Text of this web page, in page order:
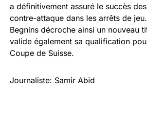
a définitivement assuré le succès
contre-attaque dans les arrêts de
Begnins décroche ainsi un nouveau
valide également sa qualification
Coupe de Suisse.
Journaliste: Samir Abid